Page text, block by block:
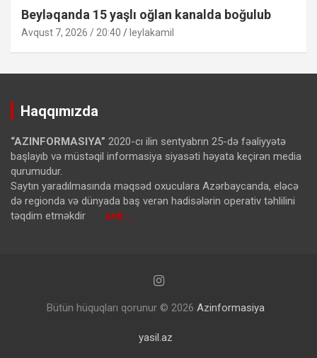
Beyləqanda 15 yaşlı oğlan kanalda boğulub
Avqust 7, 2026 / 20:40 leylakamil
Haqqımızda
“AZINFORMASIYA” 2020-cı ilin sentyabrın 25-də fəaliyyətə
başlayıb və müstəqil informasiya siyasəti həyata keçirən media
qurumudur.
Saytın yaradılmasında məqsəd oxuculara Azərbaycanda, eləcə
də regionda və dünyada baş verən hadisələrin operativ təhlilini
təqdim etməkdir ardı …
Bütün hüquqları qorunur © 2026 Azinformasiya
yasil.az